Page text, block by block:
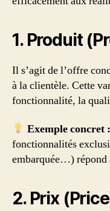
1. Produit
Il s’agit de l’offre
à la clientèle. Cette
fonctionnalité, la
Exemple concret :
fonctionnalités
embarquée…) répond
2. Prix